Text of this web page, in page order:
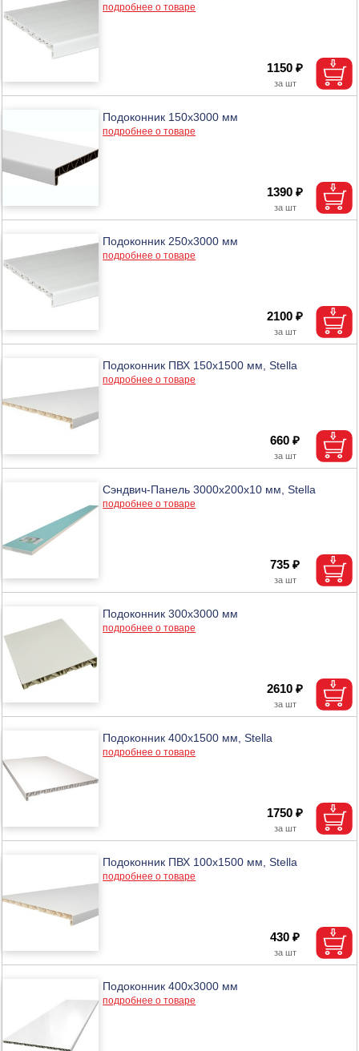
подробнее о товаре
1150 ₽
Подоконник 150х3000 мм
подробнее о товаре
1390 ₽
Подоконник 250х3000 мм
подробнее о товаре
2100 ₽
Подоконник ПВХ 150х1500 мм, Stella
подробнее о товаре
660 ₽
Сэндвич-Панель 3000х200х10 мм, Stella
подробнее о товаре
735 ₽
Подоконник 300х3000 мм
подробнее о товаре
2610 ₽
Подоконник 400х1500 мм, Stella
подробнее о товаре
1750 ₽
Подоконник ПВХ 100х1500 мм, Stella
подробнее о товаре
430 ₽
Подоконник 400х3000 мм
подробнее о товаре